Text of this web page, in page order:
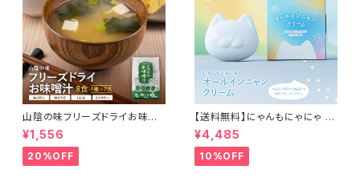
山陰の味フリーズドライお味噌
汁
¥1,556
20%OFF
【送料無料】にゃんもにゃにゃ オ
ールインニャンクリーム50g (人
間用基礎化粧品) 猫との暮らし
に寄り添ったこだわりの成分 自
然由来のオールインワンクリー
¥4,485
10%OFF